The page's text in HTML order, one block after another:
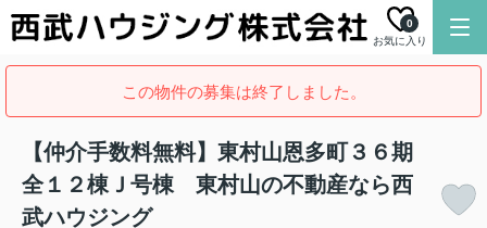
お気に入り
0
この物件の募集は終了しました。
【仲介手数料無料】東村山恩多町３６期
全１２棟Ｊ号棟 東村山の不動産なら西
武ハウジング